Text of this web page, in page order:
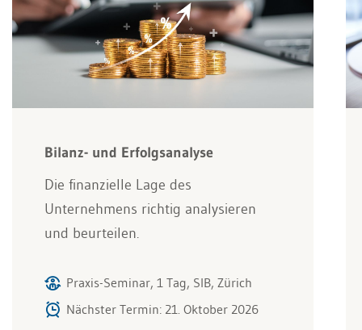
Bilanz- und Erfolgsanalyse
Die finanzielle Lage des
Unternehmens richtig analysieren
und beurteilen.
Praxis-Seminar, 1 Tag, SIB, Zürich
Nächster Termin: 21. Oktober 2026